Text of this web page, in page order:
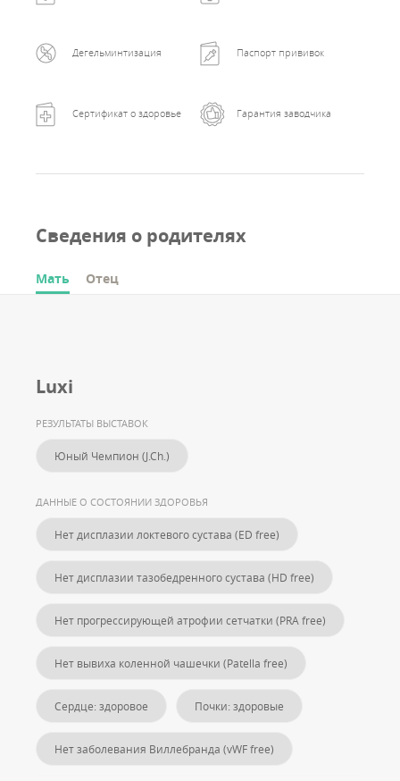
Дегельминтизация Паспорт прививок
Сертификат о здоровье Гарантия заводчика
Сведения о родителях
Мать Отец
Luxi
РЕЗУЛЬТАТЫ ВЫСТАВОК
Юный Чемпион (J.Ch.)
ДАННЫЕ О СОСТОЯНИИ ЗДОРОВЬЯ
Нет дисплазии локтевого сустава (ED free)
Нет дисплазии тазобедренного сустава (HD free)
Нет прогрессирующей атрофии сетчатки (PRA free)
Нет вывиха коленной чашечки (Patella free)
Сердце: здоровое Почки: здоровые
Нет заболевания Виллебранда (vWF free)